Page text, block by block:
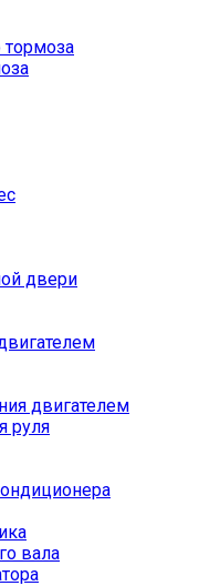
тормоза
двери
двигателем
руля
вала